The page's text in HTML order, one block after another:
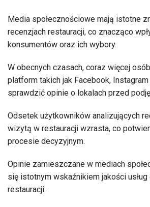
Media społecznościowe mają istotne
recenzjach restauracji, co znacząco
konsumentów oraz ich wybory.
W obecnych czasach, coraz więcej
platform takich jak Facebook,
sprawdzić opinie o lokalach przed
Odsetek użytkowników analizujących
wizytą w restauracji wzrasta, co
procesie decyzyjnym.
Opinie zamieszczane w mediach
się istotnym wskaźnikiem jakości
restauracji.